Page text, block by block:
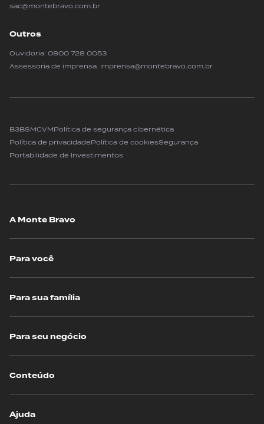
sac@montebravo.com.br
Outros
Ouvidoria: 0800 728 0053
Assessoria de imprensa imprensa@montebravo.com.br
B3BSMCVMPolítica de segurança cibernética
Política de privacidadePolítica de cookiesSegurança
Portabilidade de Investimentos
A Monte Bravo
Para você
Para sua família
Para seu negócio
Conteúdo
Ajuda